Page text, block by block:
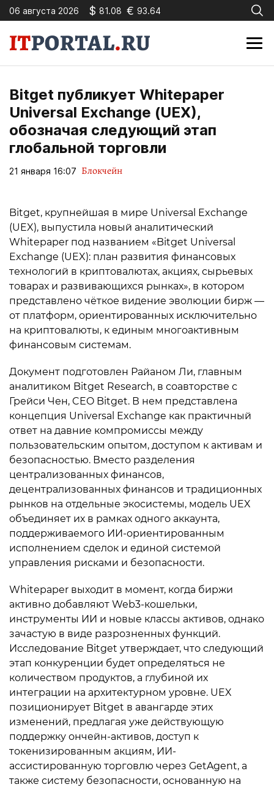
06 августа 2026 $ 81.08 € 93.64
Bitget публикует Whitepaper
Universal Exchange (UEX),
обозначая следующий этап
глобальной торговли
21 января 16:07 Блокчейн
Bitget, крупнейшая в мире Universal Exchange
(UEX), выпустила новый аналитический
Whitepaper под названием «Bitget Universal
Exchange (UEX): план развития финансовых
технологий в криптовалютах, акциях, сырьевых
товарах и развивающихся рынках», в котором
представлено чёткое видение эволюции бирж —
от платформ, ориентированных исключительно
на криптовалюты, к единым многоактивным
финансовым системам.
Документ подготовлен Райаном Ли, главным
аналитиком Bitget Research, в соавторстве с
Грейси Чен, CEO Bitget. В нем представлена
концепция Universal Exchange как практичный
ответ на давние компромиссы между
пользовательским опытом, доступом к активам и
безопасностью. Вместо разделения
централизованных финансов,
децентрализованных финансов и традиционных
рынков на отдельные экосистемы, модель UEX
объединяет их в рамках одного аккаунта,
поддерживаемого ИИ-ориентированным
исполнением сделок и единой системой
управления рисками и безопасности.
Whitepaper выходит в момент, когда биржи
активно добавляют Web3-кошельки,
инструменты ИИ и новые классы активов, однако
зачастую в виде разрозненных функций.
Исследование Bitget утверждает, что следующий
этап конкуренции будет определяться не
количеством продуктов, а глубиной их
интеграции на архитектурном уровне. UEX
позиционирует Bitget в авангарде этих
изменений, предлагая уже действующую
поддержку ончейн-активов, доступ к
токенизированным акциям, ИИ-
ассистированную торговлю через GetAgent, а
также систему безопасности, основанную на